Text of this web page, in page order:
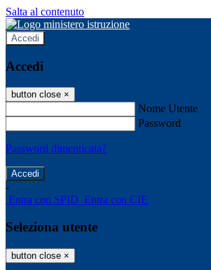
Salta al contenuto
Accedi
Accedi
button close ×
Nome Utente
Password
Password dimenticata?
-
Entra con SPID Entra con CIE
Seleziona utente
button close ×